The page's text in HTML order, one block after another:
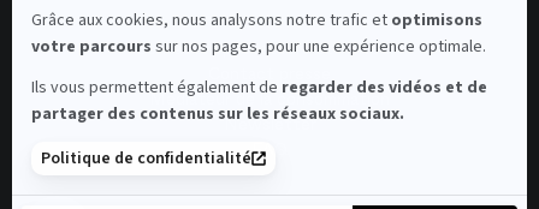
Grâce aux cookies, nous analysons notre trafic et optimisons
votre parcours sur nos pages, pour une expérience optimale.
Ils vous permettent également de regarder des vidéos et de
partager des contenus sur les réseaux sociaux.
Politique de confidentialité
Contacts
Contacts spectateurs et visiteurs
Médiateur de la consommation
Newsletter
FAQ